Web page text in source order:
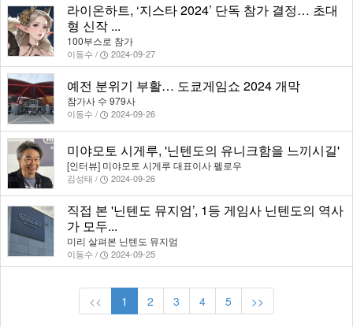
라이온하트, ‘지스타 2024’ 단독 참가 결정… 초대
형 신작 ...
100부스로 참가
이동수 / 2024-09-27
예전 분위기 부활… 도쿄게임쇼 2024 개막
참가사 수 979사
이동수 / 2024-09-26
미야모토 시게루, '닌텐도의 유니크함을 느끼시길'
[인터뷰] 미야모토 시게루 대표이사 펠로우
김성태 / 2024-09-26
직접 본 '닌텐도 뮤지엄’, 1등 게임사 닌텐도의 역사
가 모두...
미리 살펴본 닌텐도 뮤지엄
이동수 / 2024-09-25
<< 1 2 3 4 5 >>